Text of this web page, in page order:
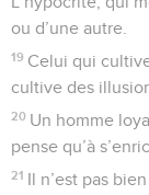
ou d’une autre.
19 Celui qui
cultive des
20 Un homme
pense qu’à
21 Il n’est pas